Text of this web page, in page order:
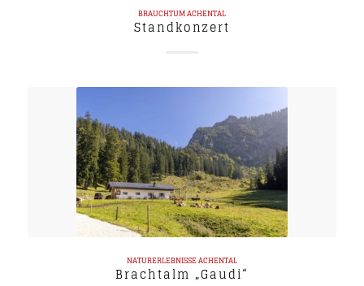
BRAUCHTUMACHENTAL
Standkonzert
NATURERLEBNISSEACHENTAL
Brachtalm „Gaudi“